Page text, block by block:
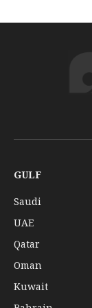
GULF
Saudi
UAE
Qatar
Oman
Kuwait